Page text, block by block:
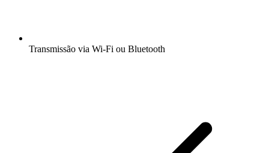
Transmissão via Wi-Fi ou Bluetooth